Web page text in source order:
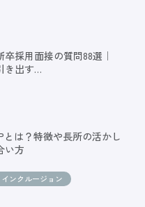
卒採用面接の質問88選｜
き出す…
とは？特徴や長所の活かし
い方
ンクルージョン